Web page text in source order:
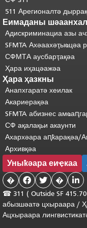
511 Арегионалтә
Еимаданы
Адискриминациа азы
SFMTA Ахәаахәҭыҩцәа
СФМТА аусбарҭақәа
Ҳара иҳацәажәа
Ҳара ҳазкны
Анапхгаратә хеилак
Акариерақәа
SFMTA абизнес
СФ ақалақьи акаунти
Ахархәара аԥҟарақәа/
Архивқәа
Уныҟәара еиҿкаа
�   � 
☎ 311 ( Outside SF
абызшәатә цхыраара /
Ацхыраара